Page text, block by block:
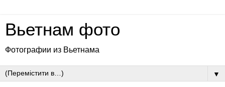
Вьетнам фото
Фотографии из Вьетнама
▼